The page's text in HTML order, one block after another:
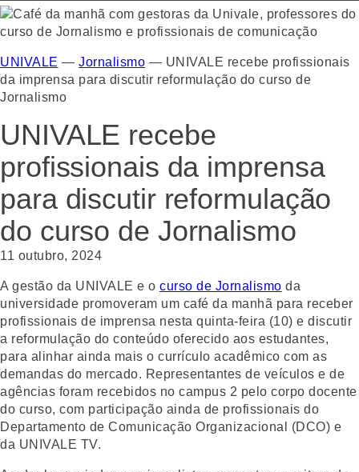
UNIVALE — Jornalismo — UNIVALE recebe profissionais
da imprensa para discutir reformulação do curso de
Jornalismo
UNIVALE recebe
profissionais da imprensa
para discutir reformulação
do curso de Jornalismo
11 outubro, 2024
A gestão da UNIVALE e o curso de Jornalismo da
universidade promoveram um café da manhã para receber
profissionais de imprensa nesta quinta-feira (10) e discutir
a reformulação do conteúdo oferecido aos estudantes,
para alinhar ainda mais o currículo acadêmico com as
demandas do mercado. Representantes de veículos e de
agências foram recebidos no campus 2 pelo corpo docente
do curso, com participação ainda de profissionais do
Departamento de Comunicação Organizacional (DCO) e
da UNIVALE TV.